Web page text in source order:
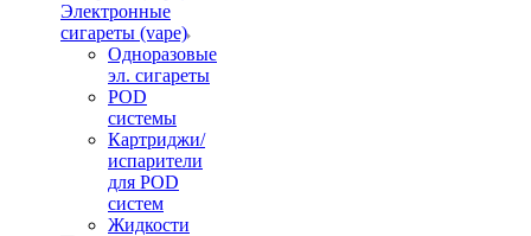
Электронные
сигареты (vape)
Одноразовые
эл. сигареты
POD
системы
Картриджи/
испарители
для POD
систем
Жидкости